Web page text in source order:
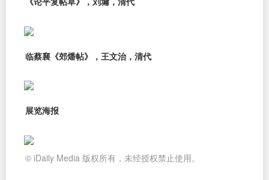
临蔡襄《郊燔帖》，王文治，清代
展览海报
© iDaily Media 版权所有，未经授权禁止使用。